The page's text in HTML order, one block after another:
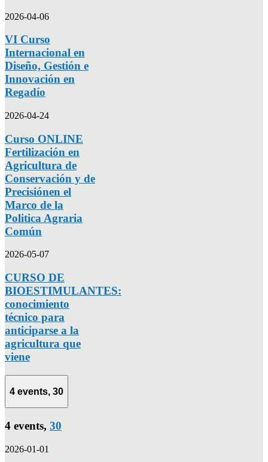
2026-04-06
VI Curso
Internacional en
Diseño, Gestión e
Innovación en
Regadío
2026-04-24
Curso ONLINE
Fertilización en
Agricultura de
Conservación y de
Precisiónen el
Marco de la
Politica Agraria
Común
2026-05-07
CURSO DE
BIOESTIMULANTES:
conocimiento
técnico para
anticiparse a la
agricultura que
viene
4 events, 30
4 events, 30
2026-01-01